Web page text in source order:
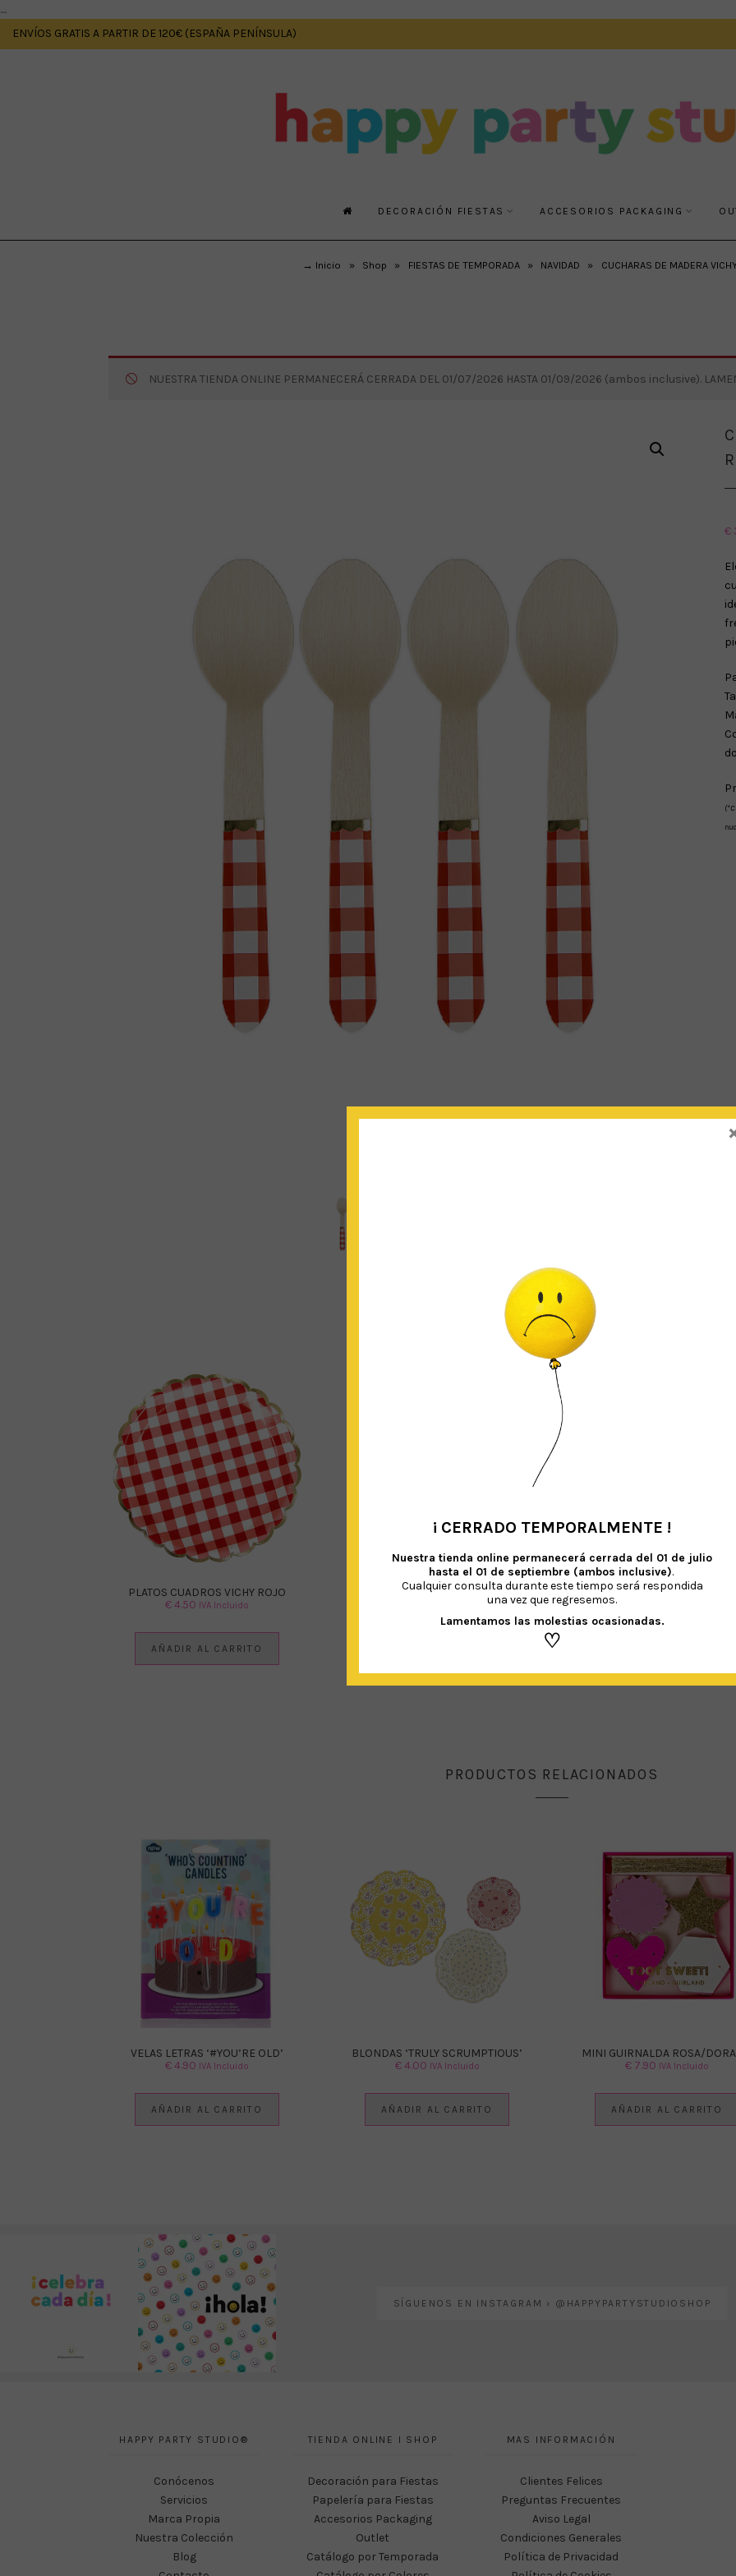
....
ENVÍOS GRATIS A PARTIR DE 120€ (ESPAÑA PENÍNSULA)
DECORACIÓN FIESTAS ACCESORIOS PACKAGING
→ Inicio » Shop » FIESTAS DE TEMPORADA » NAVIDAD » CUCHARAS DE MADERA
NUESTRA TIENDA ONLINE PERMANECERÁ CERRADA DEL 01/07/2026 HASTA 01/09/2026 (ambos inclusive).
€
TAMBIÉN TE RECOMENDAMOS…
PLATOS CUADROS VICHY ROJO
€4.50 IVA Incluido
AÑADIR AL CARRITO
SERVILLETAS VICHY ROJO
PRODUCTOS RELACIONADOS
VELAS LETRAS ‘#YOU’RE OLD’
€4.90 IVA Incluido
AÑADIR AL CARRITO
BLONDAS ‘TRULY SCRUMPTIOUS’
€4.00 IVA Incluido
AÑADIR AL CARRITO
MINI GUIRNALDA ROSA/
€ 7.90 IVA Incluido
AÑADIR AL CARRITO
SÍGUENOS EN INSTAGRAM › @HAPPYPARTYSTUDIOSHOP
HAPPY PARTY STUDIO®
Conócenos
Servicios
Marca Propia
Nuestra Colección
Blog
TIENDA ONLINE I SHOP
Decoración para Fiestas
Papelería para Fiestas
Accesorios Packaging
Outlet
Catálogo por Temporada
MAS INFORMACIÓN
Clientes Felices
Preguntas Frecuentes
Aviso Legal
Condiciones Generales
Política de Privacidad
¡ CERRADO TEMPORALMENTE !
Nuestra tienda online permanecerá cerrada del 01 de julio
hasta el 01 de septiembre (ambos inclusive).
Cualquier consulta durante este tiempo será respondida
una vez que regresemos.
Lamentamos las molestias ocasionadas.
♡